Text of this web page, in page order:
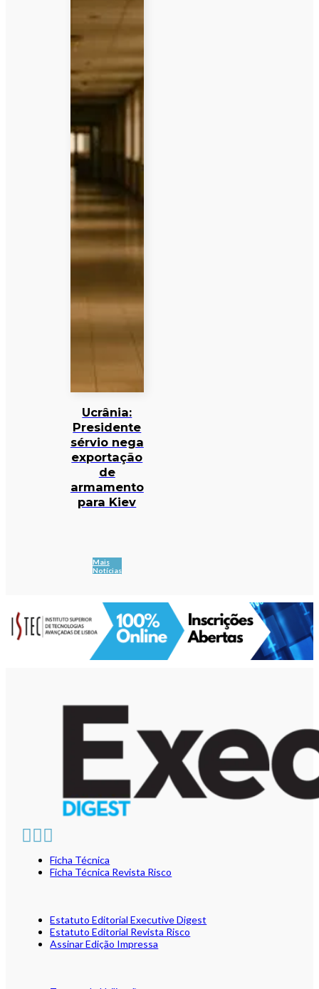
Ucrânia:
Presidente
sérvio nega
exportação
de
armamento
para Kiev
Mais
Notícias
Ficha Técnica
Ficha Técnica Revista Risco
Estatuto Editorial Executive Digest
Estatuto Editorial Revista Risco
Assinar Edição Impressa